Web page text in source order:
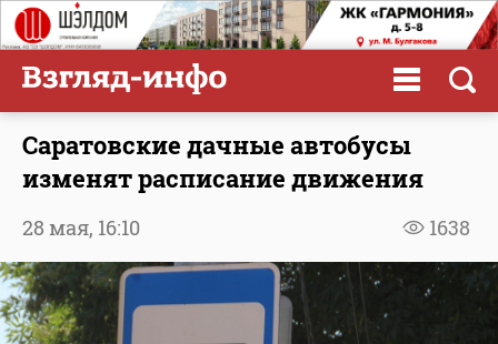
Саратовские дачные автобусы
изменят расписание движения
1638
28 мая, 16:10